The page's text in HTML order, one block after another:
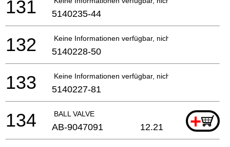
131 5140235-44
Keine Informationen verfügbar, nicht bestellbar
132 5140228-50
Keine Informationen verfügbar, nicht bestellbar
133 5140227-81
BALL VALVE +
134 AB-9047091 12.21